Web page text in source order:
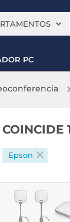
PC
COINCIDE
Epson